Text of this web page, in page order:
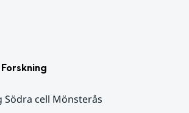
Forskning
cell Mönsterås